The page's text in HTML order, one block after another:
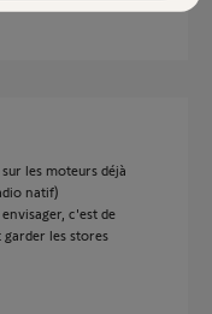
les moteurs déjà
natif)
c'est de
garder les stores